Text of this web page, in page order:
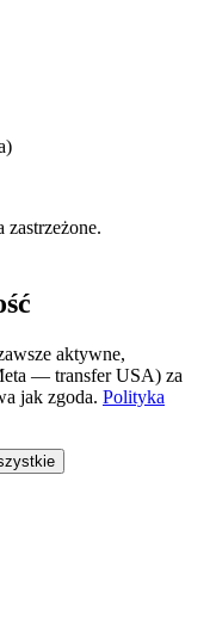
aktywne,
— transfer USA) za
jak zgoda. Polityka